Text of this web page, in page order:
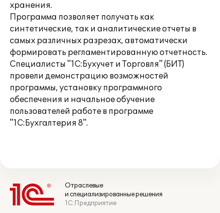
хранения.
Программа позволяет получать как
синтетические, так и аналитические отчеты в
самых различных разрезах, автоматически
формировать регламентированную отчетность.
Специалисты "1C:Бухучет и Торговля" (БИТ)
провели демонстрацию возможностей
программы, установку программного
обеспечения и начальное обучение
пользователей работе в программе
"1С:Бухгалтерия 8".
Отраслевые
и специализированные решения
1С:Предприятие